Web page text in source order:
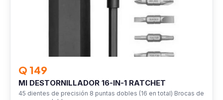
Q 149
MI DESTORNILLADOR 16-IN-1 RATCHET
45 dientes de precisión 8 puntas dobles (16 en total) Brocas de